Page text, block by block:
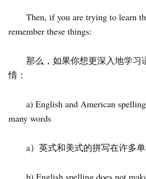
Then, if you are trying to learn
remember these things:
那么，如果你想更深入地学习
情：
a) English and American
many words
a）英式和美式的拼写在许多单